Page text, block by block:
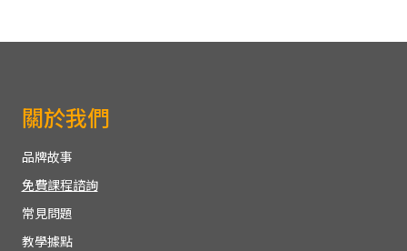
關於我們
品牌故事
免費課程諮詢
常見問題
教學據點